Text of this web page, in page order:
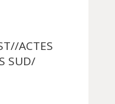
ACTES
SUD/